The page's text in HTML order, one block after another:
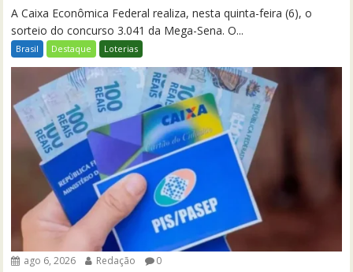
A Caixa Econômica Federal realiza, nesta quinta-feira (6), o
sorteio do concurso 3.041 da Mega-Sena. O...
Brasil Destaque Loterias
ago 6, 2026 Redação 0